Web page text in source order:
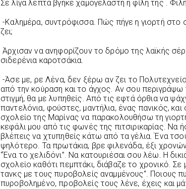
Σε λίγα λεπτά βγήκε χαμογελαστή η φίλη της .
-Καλημέρα, συντρόφισσα. Πώς πήγε η γιορτή στο
ζει;
Άρχισαν να ανηφορίζουν το δρόμο της λαϊκής
σιδερένια καροτσάκια.
-Άσε με, ρε Λένα, δεν ξέρω αν ζει το
από την κούραση και το άγχος. Αν σου περιγράψω
στιγμή, θα με λυπηθείς. Από τις εφτά όρθια να
παντελόνια, φούστες, μαντήλια, ένας πανικός,
σχολείο της Μαρίνας να παρακολουθήσω τη
κεφάλι μου από τις φωνές της πιτσιρικαρίας. Να
βλέπεις να χτυπηθείς κάτω από τα γέλια. Ένα
ψηλότερο. Τα πρωτάκια, βρε φιλενάδα, έξι
“Ένα το χελιδόνι”. Να κατουριέσαι σου λέω. Η
σχολείο καθότι πεμπτάκι, διάβαζε το χρονικό. Σε
τανκς με τους πυροβολείς αναμμένους”. Ποιους
πυροβολημένο, προβολείς τους λένε, έχεις και